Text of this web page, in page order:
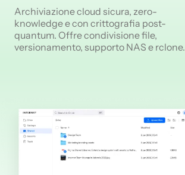
Archiviazione cloud sicura, zero-
knowledge e con crittografia post-
quantum. Offre condivisione file,
versionamento, supporto NAS e rclone.